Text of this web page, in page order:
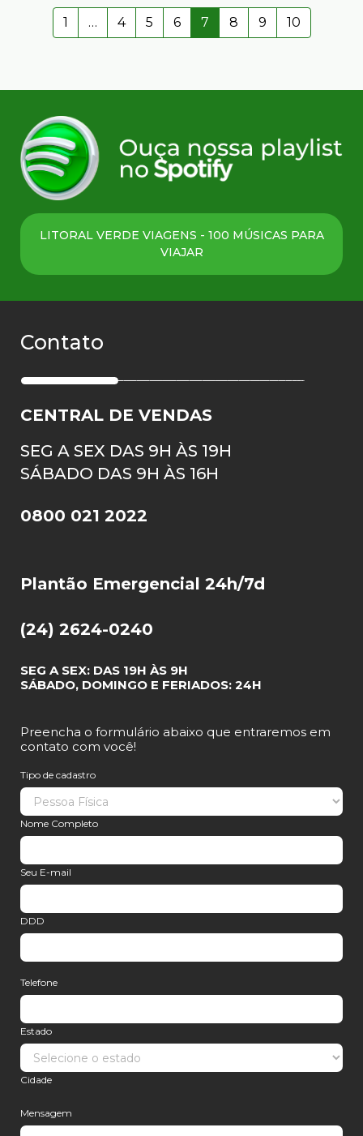
1 … 4 5 6 7 8 9 10
LITORAL VERDE VIAGENS - 100 MÚSICAS PARA
VIAJAR
Contato
CENTRAL DE VENDAS
SEG A SEX DAS 9H ÀS 19H
SÁBADO DAS 9H ÀS 16H
0800 021 2022
Plantão Emergencial 24h/7d
(24) 2624-0240
SEG A SEX: DAS 19H ÀS 9H
SÁBADO, DOMINGO E FERIADOS: 24H
Preencha o formulário abaixo que entraremos em
contato com você!
Tipo de cadastro
Nome Completo
Seu E-mail
DDD
Telefone
Estado
Cidade
Mensagem